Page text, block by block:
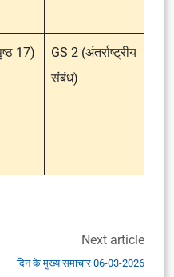
17)
GS 2 (अंतर्राष्ट्रीय
संबंध)
Next article
दिन के मुख्य समाचार 06-03-2026